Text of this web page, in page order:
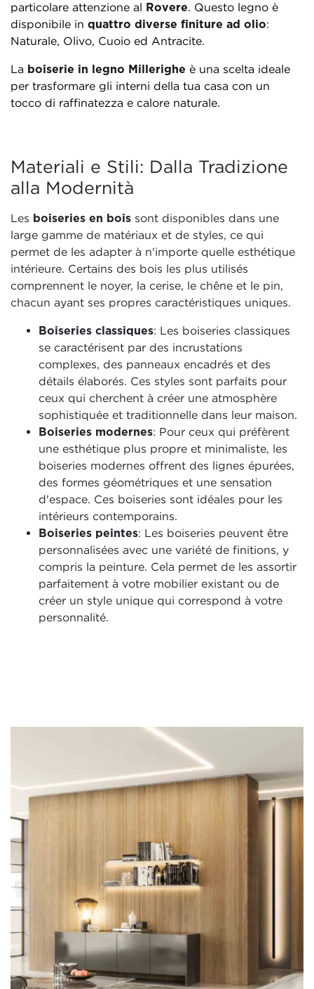
particolare attenzione al Rovere. Questo legno è
disponibile in quattro diverse finiture ad olio:
Naturale, Olivo, Cuoio ed Antracite.
La boiserie in legno Millerighe è una scelta ideale
per trasformare gli interni della tua casa con un
tocco di raffinatezza e calore naturale.
Materiali e Stili: Dalla Tradizione
alla Modernità
Les boiseries en bois sont disponibles dans une
large gamme de matériaux et de styles, ce qui
permet de les adapter à n'importe quelle esthétique
intérieure. Certains des bois les plus utilisés
comprennent le noyer, la cerise, le chêne et le pin,
chacun ayant ses propres caractéristiques uniques.
Boiseries classiques: Les boiseries classiques
se caractérisent par des incrustations
complexes, des panneaux encadrés et des
détails élaborés. Ces styles sont parfaits pour
ceux qui cherchent à créer une atmosphère
sophistiquée et traditionnelle dans leur maison.
Boiseries modernes: Pour ceux qui préfèrent
une esthétique plus propre et minimaliste, les
boiseries modernes offrent des lignes épurées,
des formes géométriques et une sensation
d'espace. Ces boiseries sont idéales pour les
intérieurs contemporains.
Boiseries peintes: Les boiseries peuvent être
personnalisées avec une variété de finitions, y
compris la peinture. Cela permet de les assortir
parfaitement à votre mobilier existant ou de
créer un style unique qui correspond à votre
personnalité.